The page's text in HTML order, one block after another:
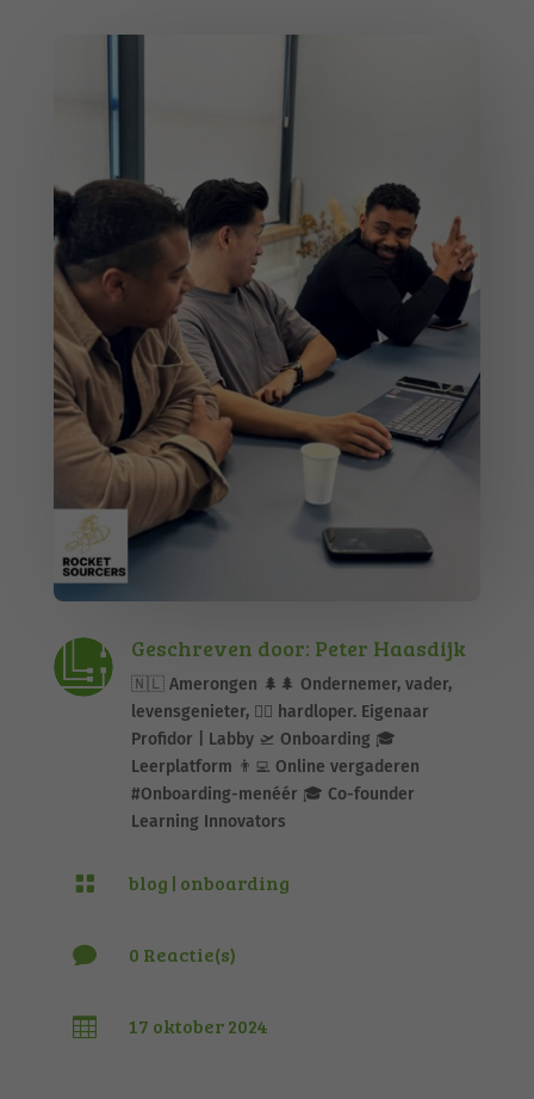
Geschreven door: Peter Haasdijk
🇳🇱 Amerongen 🌲🌲 Ondernemer, vader,
levensgenieter, 🏃‍♂️ hardloper. Eigenaar
Profidor | Labby 🛫 Onboarding 🎓
Leerplatform 👨‍💻 Online vergaderen
#Onboarding-menéér 🎓 Co-founder
Learning Innovators
 blog | onboarding
 0 Reactie(s)
 17 oktober 2024